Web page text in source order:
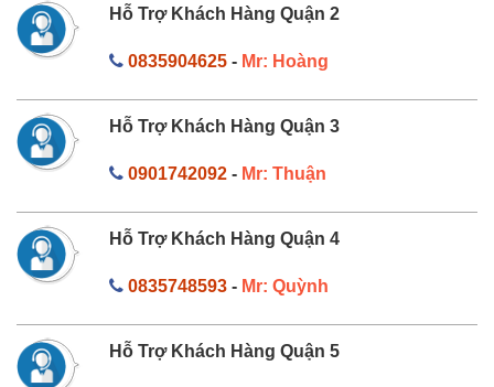
Hỗ Trợ Khách Hàng Quận 2
0835904625- Mr: Hoàng
Hỗ Trợ Khách Hàng Quận 3
0901742092- Mr: Thuận
Hỗ Trợ Khách Hàng Quận 4
0835748593- Mr: Quỳnh
Hỗ Trợ Khách Hàng Quận 5